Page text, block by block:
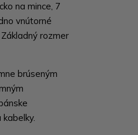
na mince, 7
vnútorné
rozmer
brúseným